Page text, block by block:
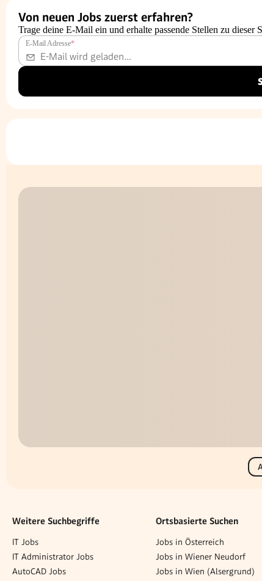
Von neuen Jobs zuerst erfahren?
Trage deine E-Mail ein und erhalte passende Stellen zu dieser
E-Mail Adresse*
Weitere Suchbegriffe
IT Jobs
IT Administrator Jobs
AutoCAD Jobs
Ortsbasierte Suchen
Jobs in Österreich
Jobs in Wiener Neudorf
Jobs in Wien (Alsergrund)